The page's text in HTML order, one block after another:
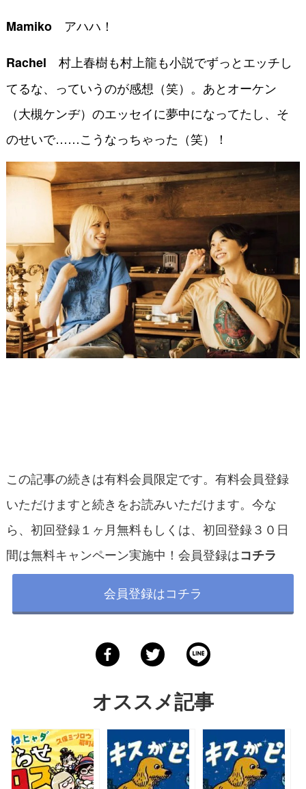
Mamikoアハハ！
Rachel 村上春樹も村上龍も小説でずっとエッチし
てるな、っていうのが感想（笑）。あとオーケン
（大槻ケンヂ）のエッセイに夢中になってたし、そ
のせいで……こうなっちゃった（笑）！
この記事の続きは有料会員限定です。有料会員登録
いただけますと続きをお読みいただけます。今な
ら、初回登録１ヶ月無料もしくは、初回登録３０日
間は無料キャンペーン実施中！会員登録はコチラ
会員登録はコチラ
オススメ記事